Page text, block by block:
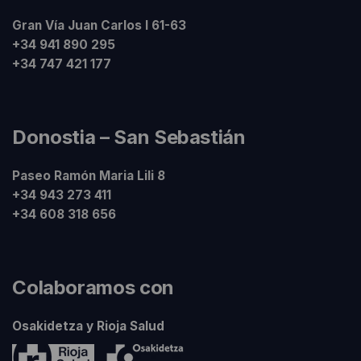
Gran Vía Juan Carlos I 61-63
+34 941 890 295
+34 747 421 177
Donostia – San Sebastián
Paseo Ramón Maria Lili 8
+34 943 273 411
+34 608 318 656
Colaboramos con
Osakidetza y Rioja Salud